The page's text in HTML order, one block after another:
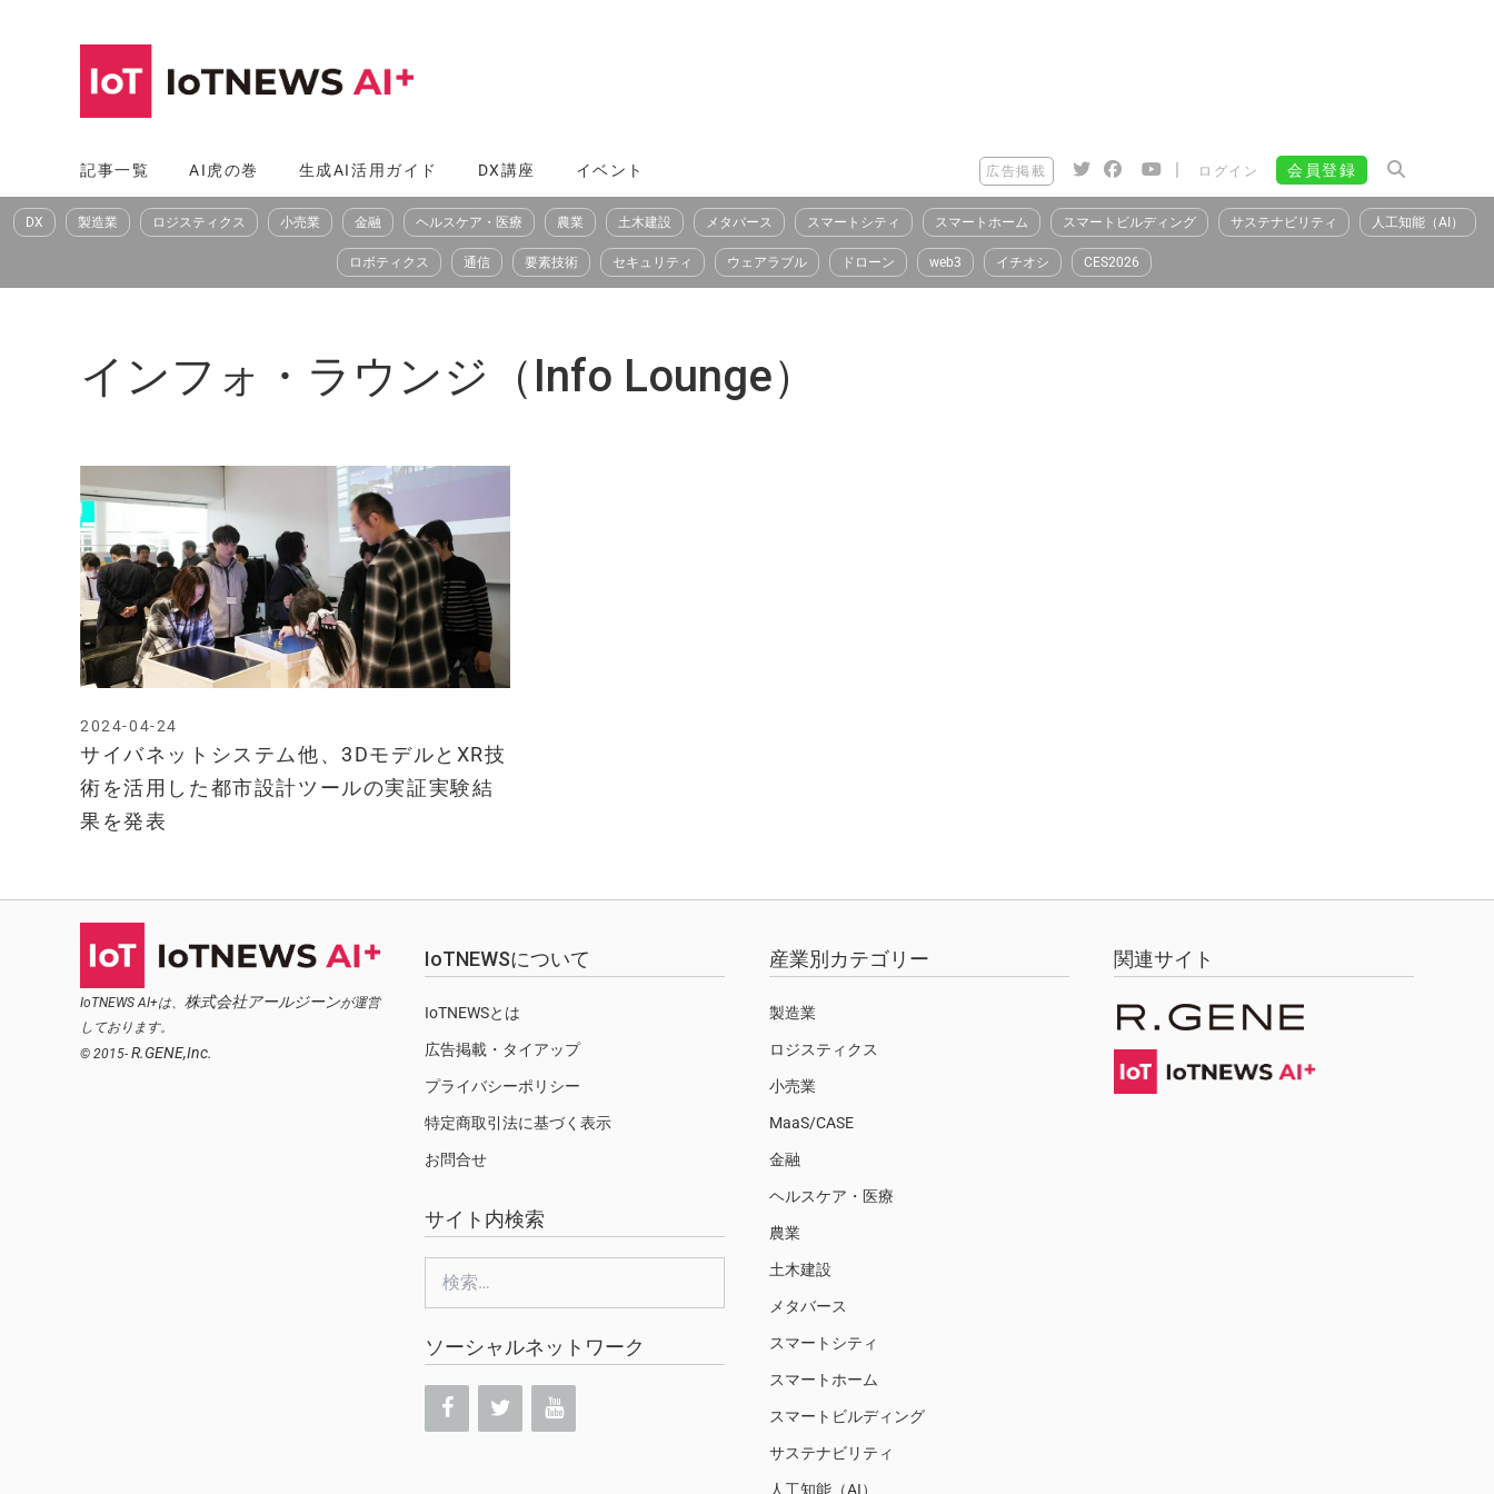
へ
ス
記事一覧 AI虎の巻 生成AI活用ガイド DX講座 イベント 広告掲載 | ログイン 会員登録
DX 製造業 ロジスティクス 小売業 金融 ヘルスケア・医療 農業 土木建設 メタバース スマートシティ スマートホーム スマートビルディング サステナビリティ 人工知能（AI）
ロボティクス 通信 要素技術 セキュリティ ウェアラブル ドローン web3 イチオシ CES2026
インフォ・ラウンジ（Info Lounge）
サイバネットシステム他、3DモデルとXR技
術を活用した都市設計ツールの実証実験結
果を発表
2024-04-24
IoTNEWS AI+は、 株式会社アールジーンが運営
しております。
© 2015- R.GENE,Inc.
IoTNEWSについて
IoTNEWSとは
広告掲載・タイアップ
プライバシーポリシー
特定商取引法に基づく表示
お問合せ
サイト内検索
ソーシャルネットワーク
産業別カテゴリー
製造業
ロジスティクス
小売業
MaaS/CASE
金融
ヘルスケア・医療
農業
土木建設
メタバース
スマートシティ
スマートホーム
スマートビルディング
サステナビリティ
人工知能（AI）
関連サイト